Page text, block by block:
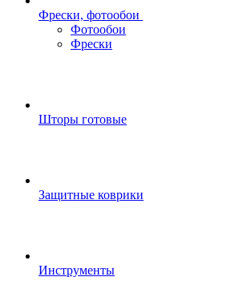
Фрески, фотообои
Фотообои
Фрески
Шторы готовые
Защитные коврики
Инструменты